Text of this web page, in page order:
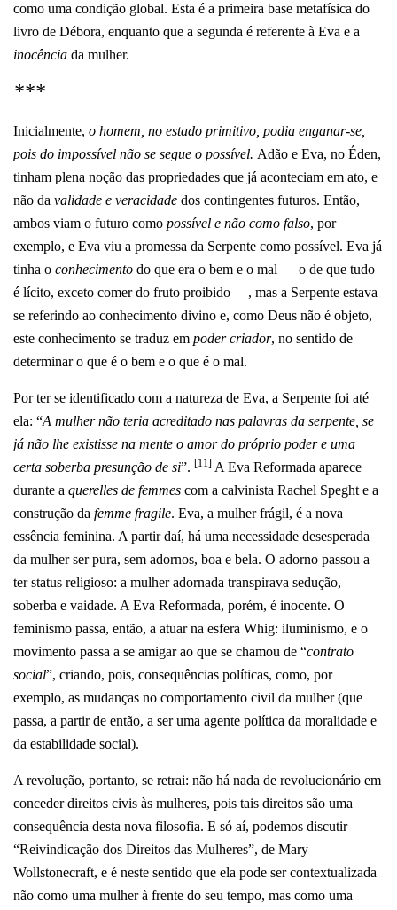
como uma condição global. Esta é a primeira base metafísica do
livro de Débora, enquanto que a segunda é referente à Eva e a
inocência da mulher.
***
Inicialmente, o homem, no estado primitivo, podia enganar-se,
pois do impossível não se segue o possível. Adão e Eva, no Éden,
tinham plena noção das propriedades que já aconteciam em ato, e
não da validade e veracidade dos contingentes futuros. Então,
ambos viam o futuro como possível e não como falso, por
exemplo, e Eva viu a promessa da Serpente como possível. Eva já
tinha o conhecimento do que era o bem e o mal — o de que tudo
é lícito, exceto comer do fruto proibido —, mas a Serpente estava
se referindo ao conhecimento divino e, como Deus não é objeto,
este conhecimento se traduz em poder criador, no sentido de
determinar o que é o bem e o que é o mal.
Por ter se identificado com a natureza de Eva, a Serpente foi até
ela: “A mulher não teria acreditado nas palavras da serpente, se
já não lhe existisse na mente o amor do próprio poder e uma
certa soberba presunção de si”. [11] A Eva Reformada aparece
durante a querelles de femmes com a calvinista Rachel Speght e a
construção da femme fragile. Eva, a mulher frágil, é a nova
essência feminina. A partir daí, há uma necessidade desesperada
da mulher ser pura, sem adornos, boa e bela. O adorno passou a
ter status religioso: a mulher adornada transpirava sedução,
soberba e vaidade. A Eva Reformada, porém, é inocente. O
feminismo passa, então, a atuar na esfera Whig: iluminismo, e o
movimento passa a se amigar ao que se chamou de “contrato
social”, criando, pois, consequências políticas, como, por
exemplo, as mudanças no comportamento civil da mulher (que
passa, a partir de então, a ser uma agente política da moralidade e
da estabilidade social).
A revolução, portanto, se retrai: não há nada de revolucionário em
conceder direitos civis às mulheres, pois tais direitos são uma
consequência desta nova filosofia. E só aí, podemos discutir
“Reivindicação dos Direitos das Mulheres”, de Mary
Wollstonecraft, e é neste sentido que ela pode ser contextualizada
não como uma mulher à frente do seu tempo, mas como uma